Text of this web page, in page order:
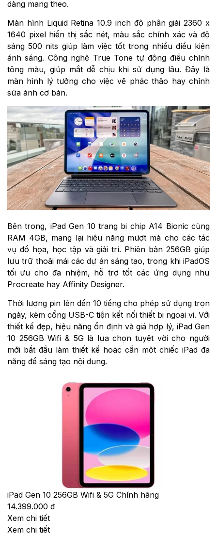
dàng mang theo.
Màn hình Liquid Retina 10.9 inch độ phân giải 2360 x
1640 pixel hiển thị sắc nét, màu sắc chính xác và độ
sáng 500 nits giúp làm việc tốt trong nhiều điều kiện
ánh sáng. Công nghệ True Tone tự động điều chỉnh
tông màu, giúp mắt dễ chịu khi sử dụng lâu. Đây là
màn hình lý tưởng cho việc vẽ phác thảo hay chỉnh
sửa ảnh cơ bản.
Bên trong, iPad Gen 10 trang bị chip A14 Bionic cùng
RAM 4GB, mang lại hiệu năng mượt mà cho các tác
vụ đồ họa, học tập và giải trí. Phiên bản 256GB giúp
lưu trữ thoải mái các dự án sáng tạo, trong khi iPadOS
tối ưu cho đa nhiệm, hỗ trợ tốt các ứng dụng như
Procreate hay Affinity Designer.
Thời lượng pin lên đến 10 tiếng cho phép sử dụng trọn
ngày, kèm cổng USB-C tiện kết nối thiết bị ngoại vi. Với
thiết kế đẹp, hiệu năng ổn định và giá hợp lý, iPad Gen
10 256GB Wifi & 5G là lựa chọn tuyệt vời cho người
mới bắt đầu làm thiết kế hoặc cần một chiếc iPad đa
năng để sáng tạo nội dung.
iPad Gen 10 256GB Wifi & 5G Chính hãng
14.399.000 đ
Xem chi tiết
Xem chi tiết